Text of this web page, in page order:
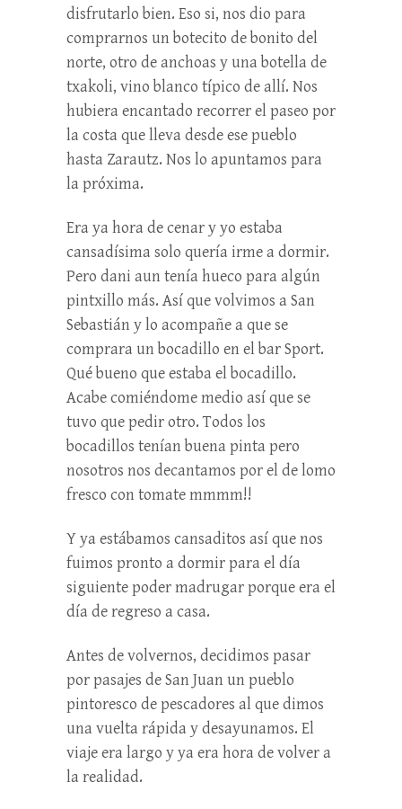
disfrutarlo bien. Eso si, nos dio para
comprarnos un botecito de bonito del
norte, otro de anchoas y una botella de
txakoli, vino blanco típico de allí. Nos
hubiera encantado recorrer el paseo por
la costa que lleva desde ese pueblo
hasta Zarautz. Nos lo apuntamos para
la próxima.
Era ya hora de cenar y yo estaba
cansadísima solo quería irme a dormir.
Pero dani aun tenía hueco para algún
pintxillo más. Así que volvimos a San
Sebastián y lo acompañe a que se
comprara un bocadillo en el bar Sport.
Qué bueno que estaba el bocadillo.
Acabe comiéndome medio así que se
tuvo que pedir otro. Todos los
bocadillos tenían buena pinta pero
nosotros nos decantamos por el de lomo
fresco con tomate mmmm!!
Y ya estábamos cansaditos así que nos
fuimos pronto a dormir para el día
siguiente poder madrugar porque era el
día de regreso a casa.
Antes de volvernos, decidimos pasar
por pasajes de San Juan un pueblo
pintoresco de pescadores al que dimos
una vuelta rápida y desayunamos. El
viaje era largo y ya era hora de volver a
la realidad.